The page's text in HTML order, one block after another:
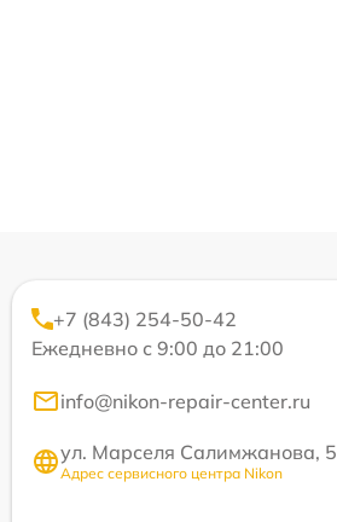
+7 (843) 254-50-42
Ежедневно с 9:00 до 21:00
info@nikon-repair-center.ru
ул. Марселя Салимжанова, 5
Адрес сервисного центра Nikon